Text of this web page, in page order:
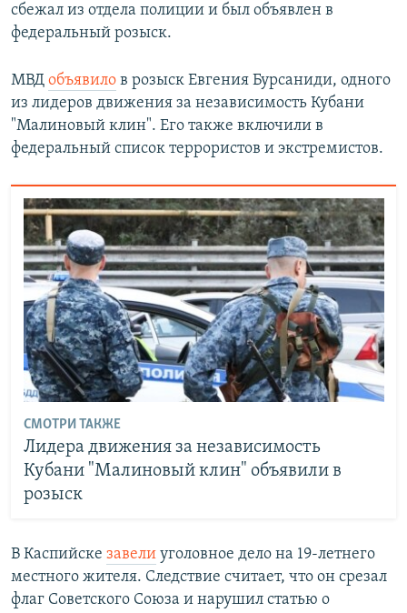
сбежал из отдела полиции и был объявлен в
федеральный розыск.
МВД объявило в розыск Евгения Бурсаниди, одного
из лидеров движения за независимость Кубани
"Малиновый клин". Его также включили в
федеральный список террористов и экстремистов.
СМОТРИ ТАКЖЕ
Лидера движения за независимость
Кубани "Малиновый клин" объявили в
розыск
В Каспийске завели уголовное дело на 19-летнего
местного жителя. Следствие считает, что он срезал
флаг Советского Союза и нарушил статью о